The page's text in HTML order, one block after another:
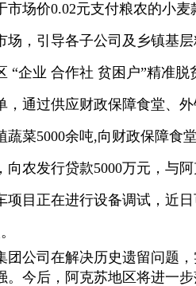
市场价0.02元支付粮农的小
，引导各子公司及乡镇基
“企业 合作社 贫困户”精准脱
，通过供应财政保障食堂、
蔬菜5000余吨,向财政保障食
向农发行贷款5000万元，与
项目正在进行设备调试，近
团公司在解决历史遗留问题
今后，阿克苏地区将进一步